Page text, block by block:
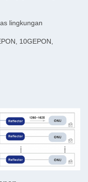
lingkungan
10GEPON,